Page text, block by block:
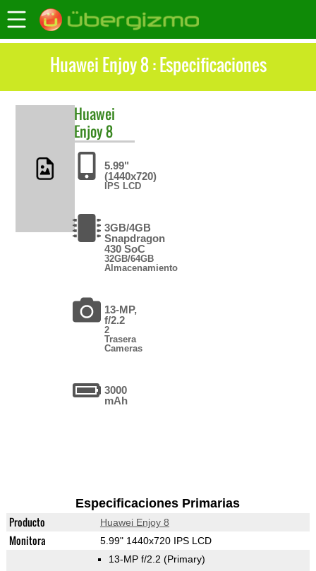
Huawei Enjoy 8 : Especificaciones
Huawei
Enjoy 8
5.99"
(1440x720)
IPS LCD
3GB/4GB
Snapdragon
430 SoC
32GB/64GB
Almacenamiento
13-MP,
f/2.2
2
Trasera
Cameras
3000
mAh
Especificaciones Primarias
Producto Huawei Enjoy 8
Monitora 5.99" 1440x720 IPS LCD
13-MP f/2.2 (Primary)